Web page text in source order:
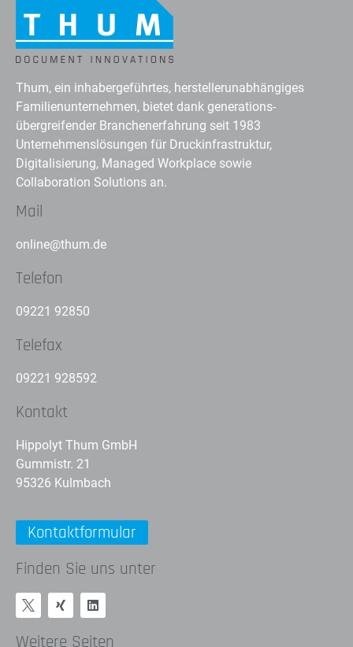
Thum, ein inhabergeführtes, herstellerunabhängiges
Familienunternehmen, bietet dank generations-
übergreifender Branchenerfahrung seit 1983
Unternehmenslösungen für Druckinfrastruktur,
Digitalisierung, Managed Workplace sowie
Collaboration Solutions an.
Mail
online@thum.de
Telefon
09221 92850
Telefax
09221 928592
Kontakt
Hippolyt Thum GmbH
Gummistr. 21
95326 Kulmbach
Kontaktformular
Finden Sie uns unter
Weitere Seiten